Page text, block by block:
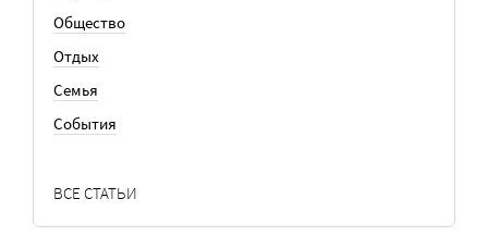
Общество
Отдых
Семья
События
ВСЕ СТАТЬИ